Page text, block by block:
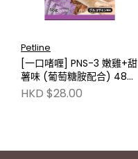
Petline
[一口啫喱] PNS-3 嫩雞+甜
薯味 (葡萄糖胺配合) 48g
PL-PI320
HKD $28.00